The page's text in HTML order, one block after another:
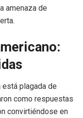
amenaza de
plagada de
como respuestas
convirtiéndose en